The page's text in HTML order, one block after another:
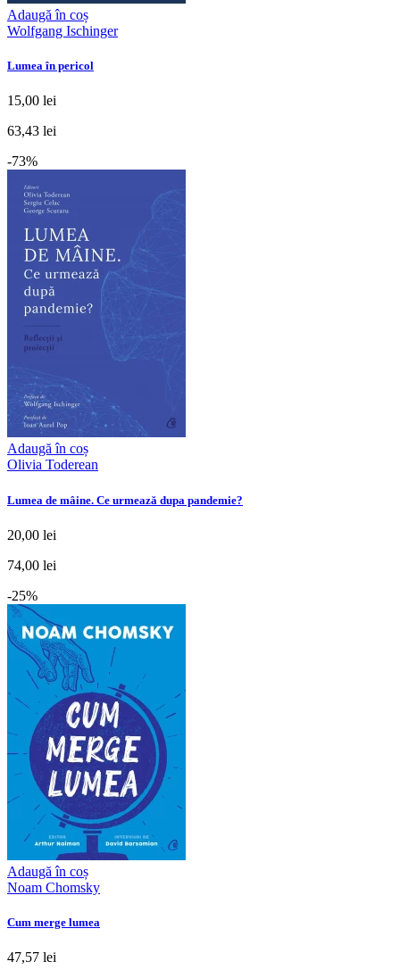
Adaugă în coș
Wolfgang Ischinger
Lumea în pericol
15,00 lei
63,43 lei
-73%
Adaugă în coș
Olivia Toderean
Lumea de mâine. Ce urmează dupa pandemie?
20,00 lei
74,00 lei
-25%
Adaugă în coș
Noam Chomsky
Cum merge lumea
47,57 lei